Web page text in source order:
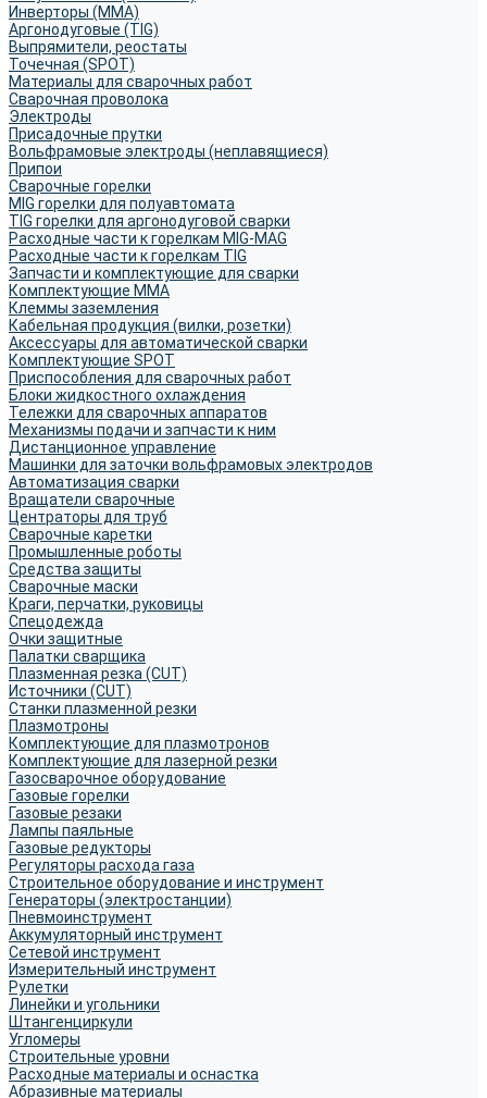
Инверторы (MMA)
Аргонодуговые (TIG)
Выпрямители, реостаты
Точечная (SPOT)
Материалы для сварочных работ
Сварочная проволока
Электроды
Присадочные прутки
Вольфрамовые электроды (неплавящиеся)
Припои
Сварочные горелки
MIG горелки для полуавтомата
TIG горелки для аргонодуговой сварки
Расходные части к горелкам MIG-MAG
Расходные части к горелкам TIG
Запчасти и комплектующие для сварки
Комплектующие ММА
Клеммы заземления
Кабельная продукция (вилки, розетки)
Аксессуары для автоматической сварки
Комплектующие SPOT
Приспособления для сварочных работ
Блоки жидкостного охлаждения
Тележки для сварочных аппаратов
Механизмы подачи и запчасти к ним
Дистанционное управление
Машинки для заточки вольфрамовых электродов
Автоматизация сварки
Вращатели сварочные
Центраторы для труб
Сварочные каретки
Промышленные роботы
Средства защиты
Сварочные маски
Краги, перчатки, руковицы
Спецодежда
Очки защитные
Палатки сварщика
Плазменная резка (CUT)
Источники (CUT)
Станки плазменной резки
Плазмотроны
Комплектующие для плазмотронов
Комплектующие для лазерной резки
Газосварочное оборудование
Газовые горелки
Газовые резаки
Лампы паяльные
Газовые редукторы
Регуляторы расхода газа
Строительное оборудование и инструмент
Генераторы (электростанции)
Пневмоинструмент
Аккумуляторный инструмент
Сетевой инструмент
Измерительный инструмент
Рулетки
Линейки и угольники
Штангенциркули
Угломеры
Строительные уровни
Расходные материалы и оснастка
Абразивные материалы